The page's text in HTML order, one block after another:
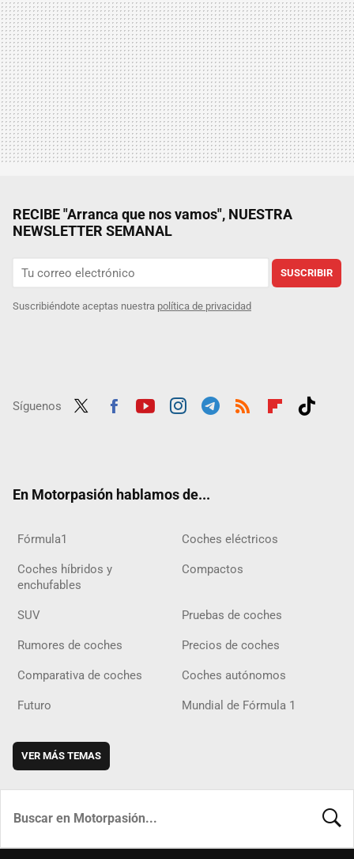
RECIBE "Arranca que nos vamos", NUESTRA
NEWSLETTER SEMANAL
SUSCRIBIR
Suscribiéndote aceptas nuestra política de privacidad
Síguenos
En Motorpasión hablamos de...
Fórmula1 Coches eléctricos
Coches híbridos y
enchufables
Compactos
SUV Pruebas de coches
Rumores de coches Precios de coches
Comparativa de coches Coches autónomos
Futuro Mundial de Fórmula 1
VER MÁS TEMAS